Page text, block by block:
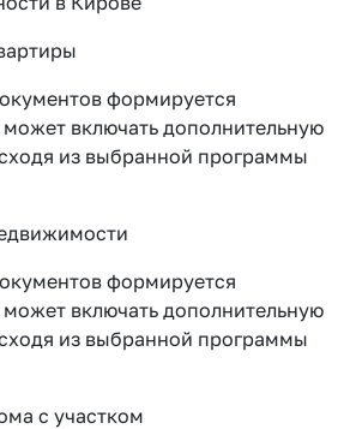
формируется
включать дополнительную
из выбранной программы
формируется
включать дополнительную
из выбранной программы
с участком